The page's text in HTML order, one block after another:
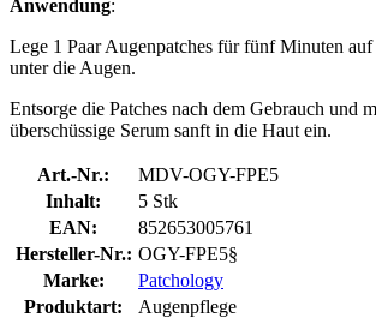
Anwendung:
Lege 1 Paar Augenpatches für fünf Minuten
unter die Augen.
Entsorge die Patches nach dem Gebrauch und
überschüssige Serum sanft in die Haut ein.
Art.-Nr.:
MDV-OGY-FPE5
Inhalt:
5 Stk
EAN:
852653005761
Hersteller-Nr.: OGY-FPE5§
Marke:
Patchology
Produktart:
Augenpflege